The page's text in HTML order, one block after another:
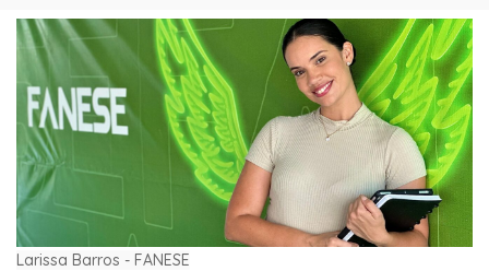
Larissa Barros - FANESE